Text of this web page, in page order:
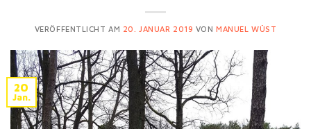
VERÖFFENTLICHT AM 20. JANUAR 2019 VONMANUEL WÜST
20
Jan.